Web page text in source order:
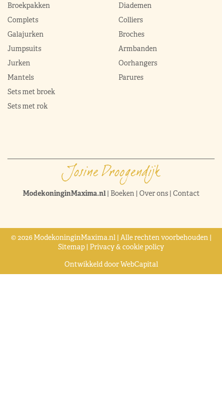
Broekpakken
Complets
Galajurken
Jumpsuits
Jurken
Mantels
Sets met broek
Sets met rok
Diademen
Colliers
Broches
Armbanden
Oorhangers
Parures
ModekoninginMaxima.nl| Boeken| Over ons| Contact
© 2026 ModekoninginMaxima.nl | Alle rechten voorbehouden |
Sitemap | Privacy & cookie policy
Ontwikkeld doorWebCapital